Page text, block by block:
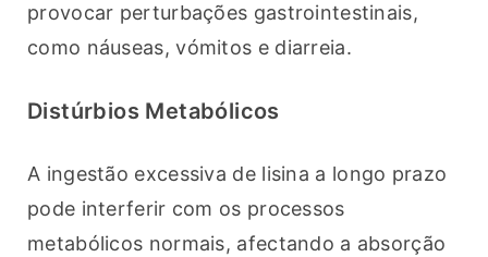
provocar perturbações gastrointestinais,
como náuseas, vómitos e diarreia.
Distúrbios Metabólicos
A ingestão excessiva de lisina a longo prazo
pode interferir com os processos
metabólicos normais, afectando a absorção